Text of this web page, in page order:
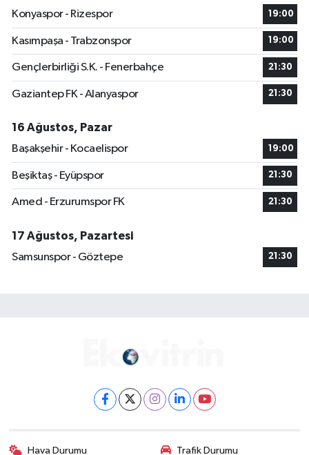
Konyaspor - Rizespor
19:00
Kasımpaşa - Trabzonspor 19:00
Gençlerbirliği S.K. - Fenerbahçe 21:30
Gaziantep FK - Alanyaspor 21:30
16 Ağustos, Pazar
Başakşehir - Kocaelispor
19:00
Beşiktaş - Eyüpspor 21:30
Amed - Erzurumspor FK 21:30
17 Ağustos, Pazartesi
Samsunspor - Göztepe
21:30
Hava Durumu Trafik Durumu